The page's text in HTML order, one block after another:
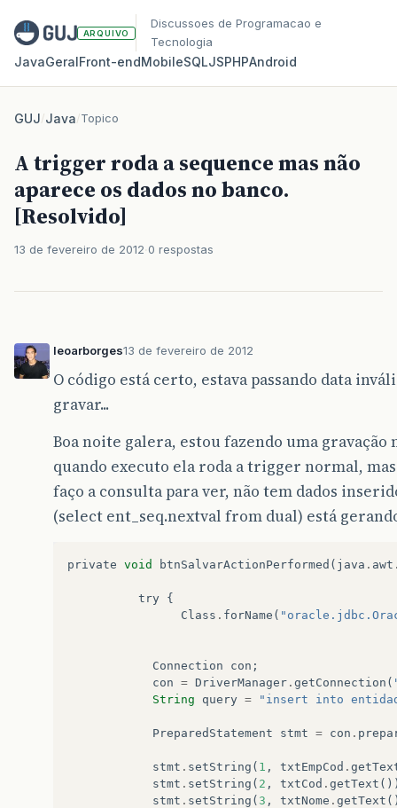
ARQUIVO
Discussoes de Programacao e
Tecnologia
JavaGeralFront‑endMobileSQLJSPHPAndroid
GUJ/Java/Topico
A trigger roda a sequence mas não
aparece os dados no banco.
[Resolvido]
13 de fevereiro de 2012 0 respostas
leoarborges13 de fevereiro de 2012
O código está certo, estava passando data
gravar...
Boa noite galera, estou fazendo uma
quando executo ela roda a trigger normal,
faço a consulta para ver, não tem dados
(select ent_seq.nextval from dual) está
private void btnSalvarActionPerformed ( java . awt
try {
Class . forName (
Connection con ;
con = DriverManager . getConnection (
String
query = "insert into
PreparedStatement stmt = con .
stmt . setString ( 1 , txtEmpCod .
stmt . setString ( 2 , txtCod . getText
stmt . setString ( 3 , txtNome . getText